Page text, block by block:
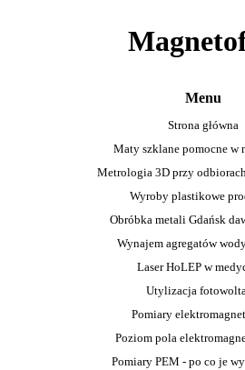
Menu
Strona główna
Maty szklane pomocne w
Metrologia 3D przy
Wyroby plastikowe
Obróbka metali Gdańsk
Wynajem agregatów
Laser HoLEP w
Utylizacja
Pomiary
Poziom pola
Pomiary PEM - po co je